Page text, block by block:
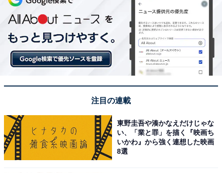
注目の連載
東野圭吾や湊かなえだけじゃな
い、「業と罪」を描く『映画ち
いかわ』から強く連想した映画
8選